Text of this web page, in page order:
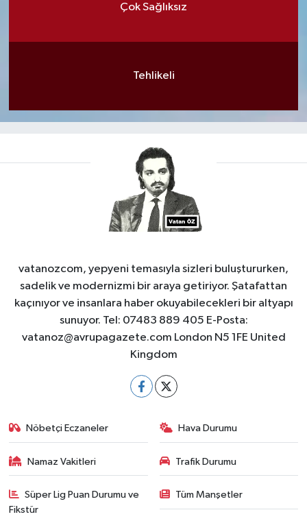
Çok Sağlıksız
Tehlikeli
vatanozcom, yepyeni temasıyla sizleri buluştururken,
sadelik ve modernizmi bir araya getiriyor. Şatafattan
kaçınıyor ve insanlara haber okuyabilecekleri bir altyapı
sunuyor. Tel: 07483 889 405 E-Posta:
vatanoz@avrupagazete.com London N5 1FE United
Kingdom
Nöbetçi Eczaneler Hava Durumu
Namaz Vakitleri Trafik Durumu
Süper Lig Puan Durumu ve
Fikstür
Tüm Manşetler